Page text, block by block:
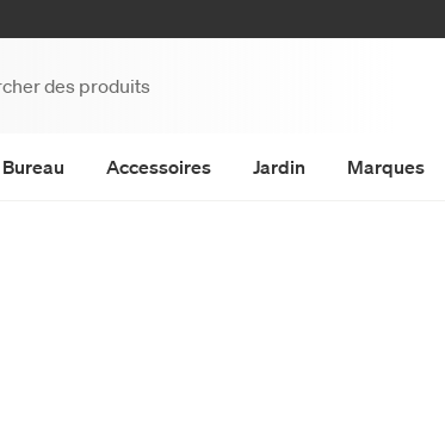
Bureau Accessoires Jardin Marques